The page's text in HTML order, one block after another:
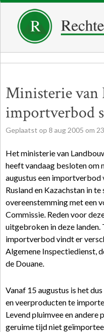
Ministerie van
importverbod
Geplaatst op 8 aug 2005 om
Het ministerie van
heeft vandaag besloten om
augustus een importverbod
Rusland en Kazachstan in
overeenstemming met een
Commissie. Reden voor
uitgebroken in deze landen.
importverbod vindt er
Algemene Inspectiedienst,
de Douane.
Vanaf 15 augustus is het
en veerproducten te
Levend pluimvee en
geruime tijd niet